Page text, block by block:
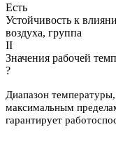
Есть
Устойчивость к
воздуха, группа
II
Значения рабочей
?
Диапазон
максимальным
гарантирует